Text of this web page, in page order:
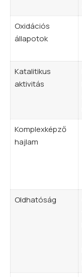
Oxidációs
állapotok
Katalitikus
aktivitás
Komplexképző
hajlam
Oldhatóság